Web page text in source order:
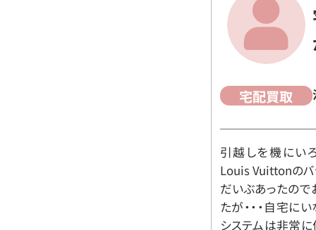
宅配買取
引越しを機にい
Louis Vuittonのバ
だいぶあったので
たが・・・自宅に
システムは非常に